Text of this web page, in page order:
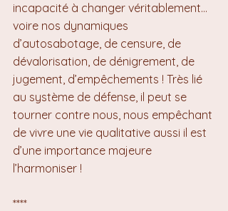
incapacité à changer véritablement…
voire nos dynamiques
d’autosabotage, de censure, de
dévalorisation, de dénigrement, de
jugement, d’empêchements ! Très lié
au système de défense, il peut se
tourner contre nous, nous empêchant
de vivre une vie qualitative aussi il est
d’une importance majeure
l’harmoniser !
****